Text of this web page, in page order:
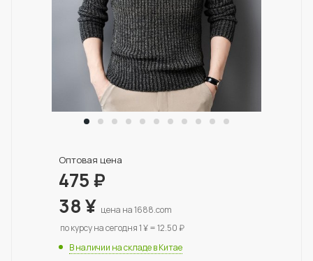
Оптовая цена
475₽
38¥ цена на 1688.com
по курсу на сегодня 1 ¥ = 12.50 ₽
В наличии на складе в Китае